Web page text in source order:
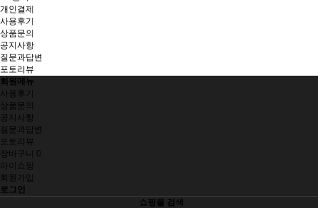
개인결제
사용후기
상품문의
공지사항
질문과답변
포토리뷰
회원메뉴
사용후기
상품문의
공지사항
질문과답변
포토리뷰
장바구니
0
마이쇼핑
회원가입
로그인
쇼핑몰 검색